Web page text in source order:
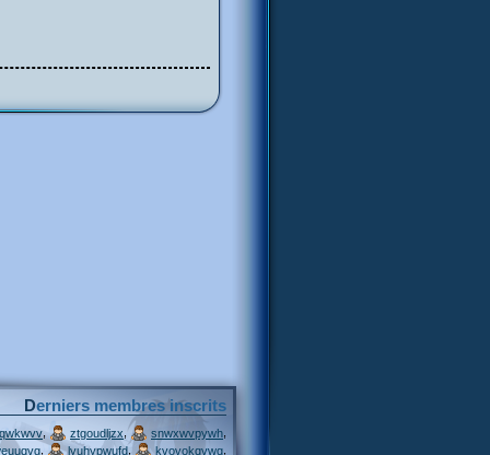
Derniers membres inscrits
, ztgoudljzx , snwxwvpywh
lyuhypwufd , kvovokqvwq